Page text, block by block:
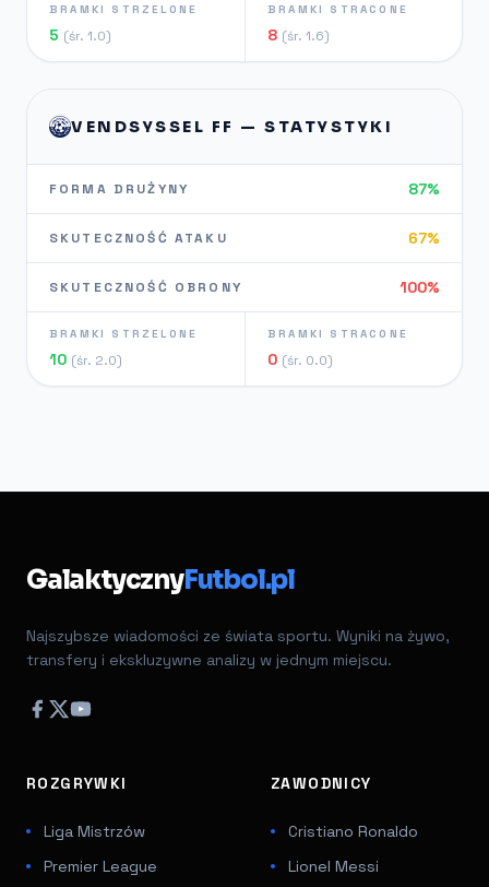
BRAMKI STRZELONE
5 (śr. 1.0)
BRAMKI STRACONE
8 (śr. 1.6)
VENDSYSSEL FF — STATYSTYKI
FORMA DRUŻYNY 87%
SKUTECZNOŚĆ ATAKU 67%
SKUTECZNOŚĆ OBRONY 100%
BRAMKI STRZELONE
10 (śr. 2.0)
BRAMKI STRACONE
0 (śr. 0.0)
GalaktycznyFutbol.pl
Najszybsze wiadomości ze świata sportu. Wyniki na żywo,
transfery i ekskluzywne analizy w jednym miejscu.
ROZGRYWKI
Liga Mistrzów
Premier League
ZAWODNICY
Cristiano Ronaldo
Lionel Messi